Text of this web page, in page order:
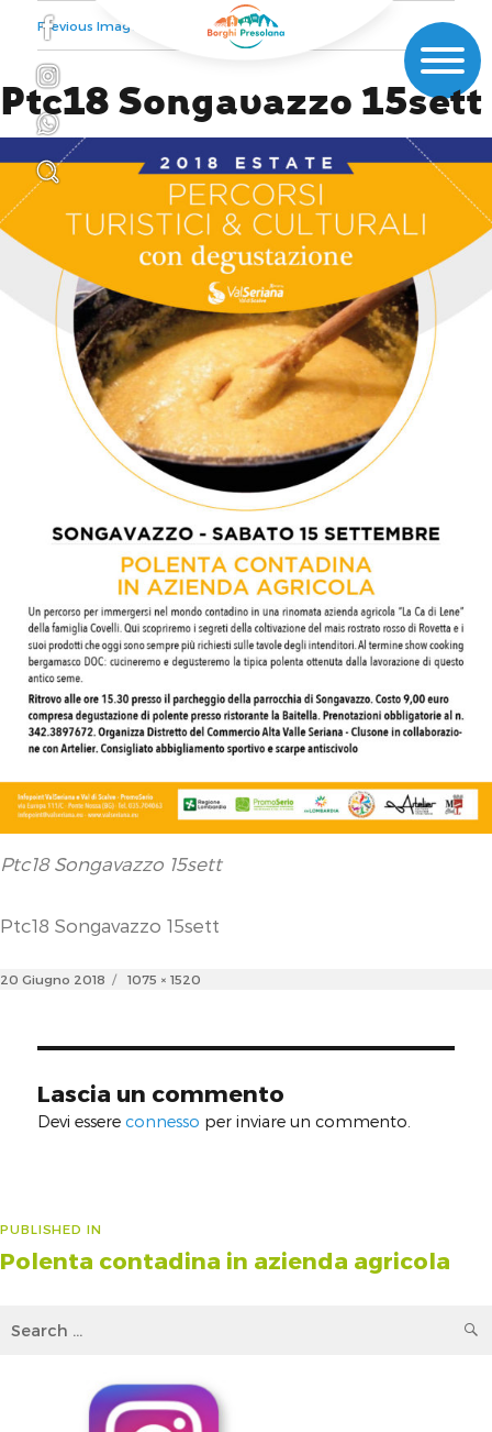
Previous Image
Ptc18 Songavazzo 15sett
Ptc18 Songavazzo 15sett
Ptc18 Songavazzo 15sett
Posted
20 Giugno 2018
Full
1075 × 1520
Lascia un commento
Devi essereconnesso per inviare un commento.
Navigazione
articoli
PUBLISHED IN
Polenta contadina in azienda agricola